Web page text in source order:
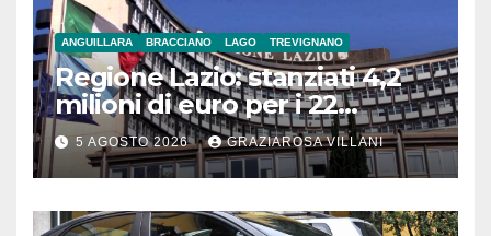
ANGUILLARA BRACCIANO LAGO TREVIGNANO
Regione Lazio: stanziati 4,2
milioni di euro per i 22
Comuni dell’Etruria
Meridionale
5 AGOSTO 2026 GRAZIAROSA VILLANI